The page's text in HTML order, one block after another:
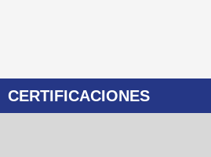
CERTIFICACIONES